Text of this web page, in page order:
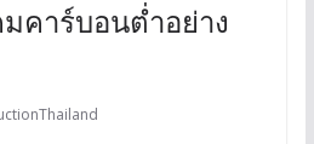
คาร์บอนต่ำอย่าง